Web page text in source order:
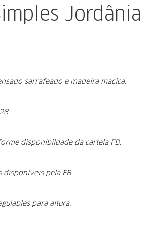
Jordânia
sarrafeado e madeira maciça.
disponibildade da cartela FB.
disponíveis pela FB.
para altura.